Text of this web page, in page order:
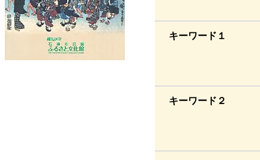
キーワード１
キーワード２